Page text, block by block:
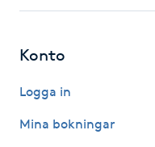
K18
Katun fransar
Konto
Logga in
Mina bokningar